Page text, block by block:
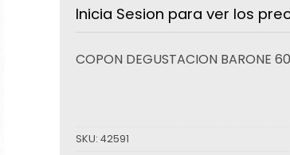
Inicia Sesion para ver los
COPON DEGUSTACION BARONE
SKU: 42591